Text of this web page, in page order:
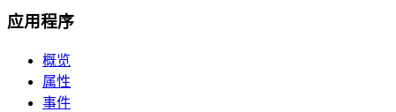
应用程序
概览
属性
事件